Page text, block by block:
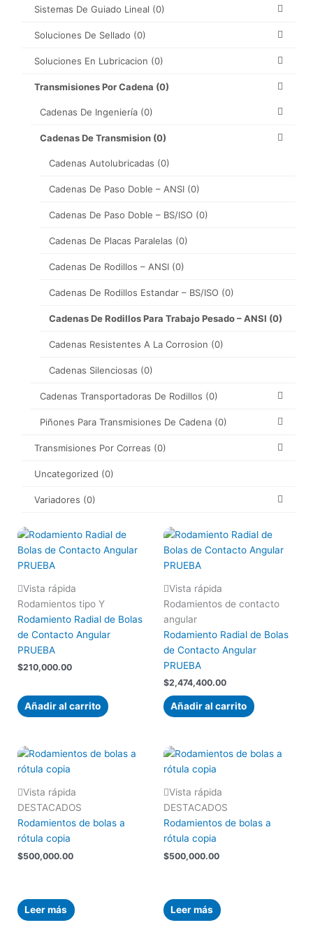
Sistemas De Guiado Lineal (0)
Soluciones De Sellado (0)
Soluciones En Lubricacion (0)
Transmisiones Por Cadena (0)
Cadenas De Ingeniería (0)
Cadenas De Transmision (0)
Cadenas Autolubricadas (0)
Cadenas De Paso Doble – ANSI (0)
Cadenas De Paso Doble – BS/ISO (0)
Cadenas De Placas Paralelas (0)
Cadenas De Rodillos – ANSI (0)
Cadenas De Rodillos Estandar – BS/ISO (0)
Cadenas De Rodillos Para Trabajo Pesado – ANSI (0)
Cadenas Resistentes A La Corrosion (0)
Cadenas Silenciosas (0)
Cadenas Transportadoras De Rodillos (0)
Piñones Para Transmisiones De Cadena (0)
Transmisiones Por Correas (0)
Uncategorized (0)
Variadores (0)
Vista rápida
Rodamientos tipo Y
Rodamiento Radial de Bolas
de Contacto Angular
PRUEBA
$210,000.00
Añadir al carrito
Vista rápida
Rodamientos de contacto
angular
Rodamiento Radial de Bolas
de Contacto Angular
PRUEBA
$2,474,400.00
Añadir al carrito
Vista rápida
DESTACADOS
Rodamientos de bolas a
rótula copia
$500,000.00
Leer más
Vista rápida
DESTACADOS
Rodamientos de bolas a
rótula copia
$500,000.00
Leer más